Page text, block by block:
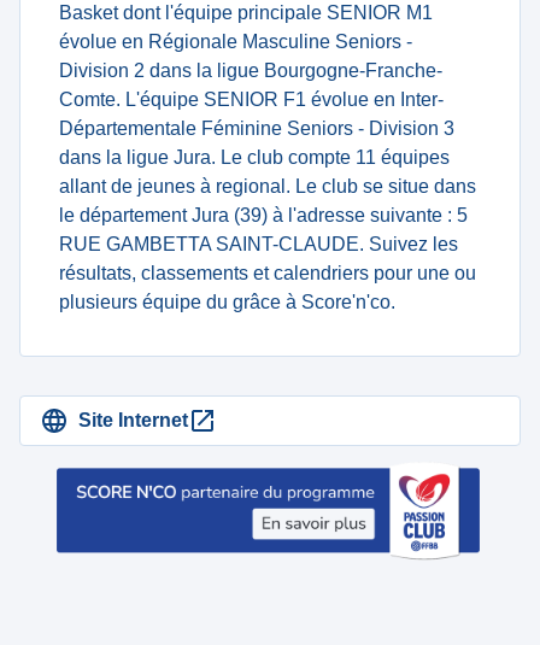
Basket dont l'équipe principale SENIOR M1
évolue en Régionale Masculine Seniors -
Division 2 dans la ligue Bourgogne-Franche-
Comte. L'équipe SENIOR F1 évolue en Inter-
Départementale Féminine Seniors - Division 3
dans la ligue Jura. Le club compte 11 équipes
allant de jeunes à regional. Le club se situe dans
le département Jura (39) à l'adresse suivante : 5
RUE GAMBETTA SAINT-CLAUDE. Suivez les
résultats, classements et calendriers pour une ou
plusieurs équipe du grâce à Score'n'co.
Site Internet